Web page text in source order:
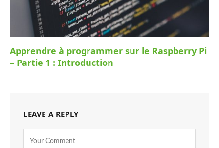
Apprendre à programmer sur le Raspberry Pi
– Partie 1 : Introduction
LEAVE A REPLY